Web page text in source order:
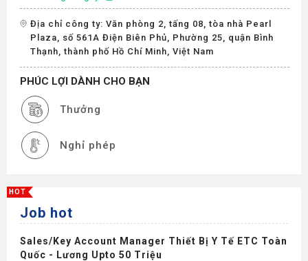
Địa chỉ công ty: Văn phòng 2, tấng 08, tòa nhà Pearl
Plaza, số 561A Điện Biên Phủ, Phường 25, quận Bình
Thạnh, thành phố Hồ Chí Minh, Việt Nam
PHÚC LỢI DÀNH CHO BẠN
Thưởng
Nghỉ phép
HOT
Job hot
Sales/Key Account Manager Thiết Bị Y Tế ETC Toàn
Quốc - Lương Upto 50 Triệu